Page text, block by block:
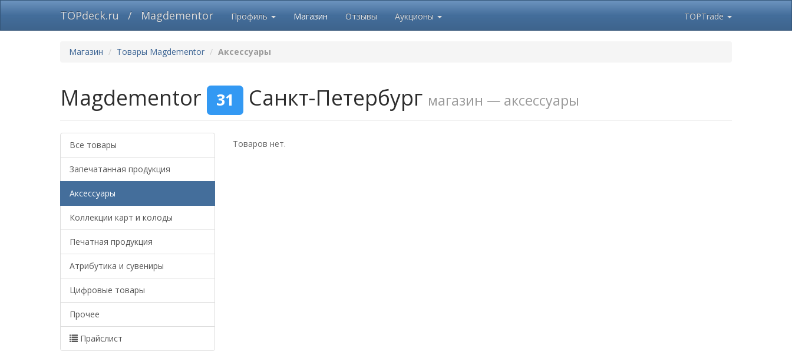
TOPdeck.ru / Magdementor Профиль Магазин Отзывы Аукционы TOPTrade
Магазин Товары Magdementor Аксессуары
Magdementor 31 Санкт-Петербург магазин — аксессуары
Все товары
Запечатанная продукция
Аксессуары
Коллекции карт и колоды
Печатная продукция
Атрибутика и сувениры
Цифровые товары
Прочее
Прайслист
Товаров нет.